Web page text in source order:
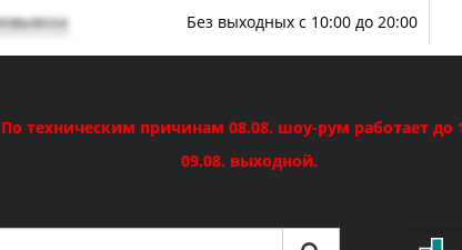
Без выходных с 10:00 до 20:00
По техническим причинам 08.08. шоу-рум работает до
09.08. выходной.